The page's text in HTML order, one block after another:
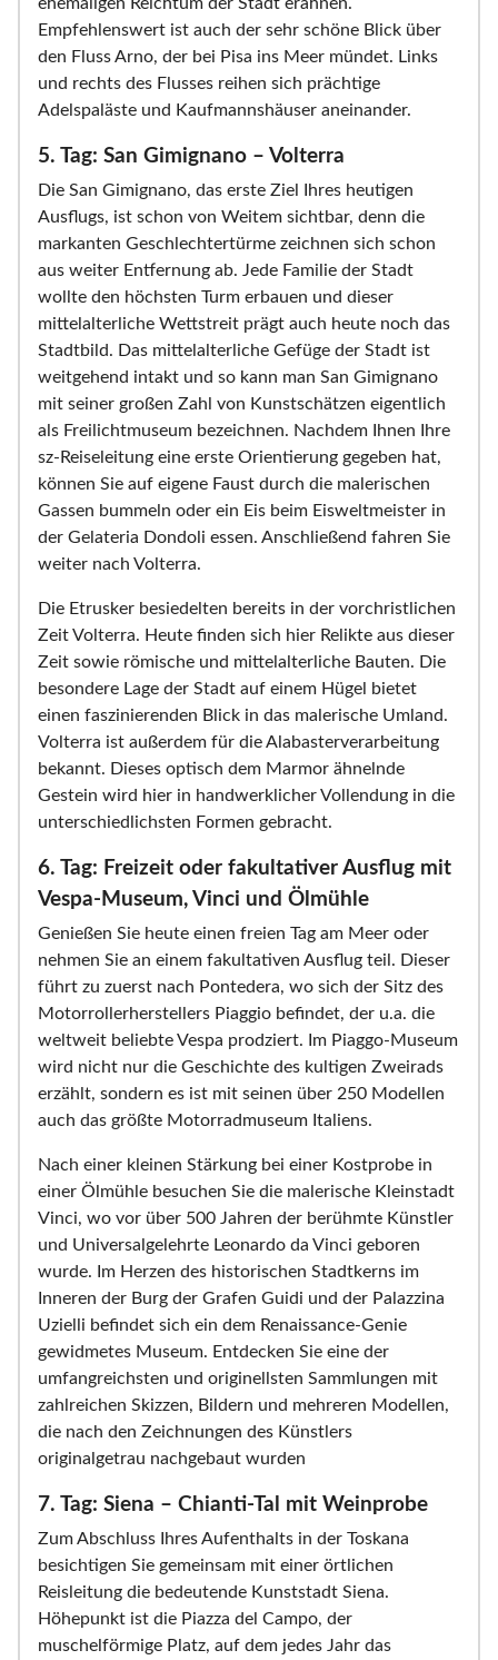
ehemaligen Reichtum der Stadt erahnen.
Empfehlenswert ist auch der sehr schöne Blick über
den Fluss Arno, der bei Pisa ins Meer mündet. Links
und rechts des Flusses reihen sich prächtige
Adelspaläste und Kaufmannshäuser aneinander.
5. Tag: San Gimignano – Volterra
Die San Gimignano, das erste Ziel Ihres heutigen
Ausflugs, ist schon von Weitem sichtbar, denn die
markanten Geschlechtertürme zeichnen sich schon
aus weiter Entfernung ab. Jede Familie der Stadt
wollte den höchsten Turm erbauen und dieser
mittelalterliche Wettstreit prägt auch heute noch das
Stadtbild. Das mittelalterliche Gefüge der Stadt ist
weitgehend intakt und so kann man San Gimignano
mit seiner großen Zahl von Kunstschätzen eigentlich
als Freilichtmuseum bezeichnen. Nachdem Ihnen Ihre
sz-Reiseleitung eine erste Orientierung gegeben hat,
können Sie auf eigene Faust durch die malerischen
Gassen bummeln oder ein Eis beim Eisweltmeister in
der Gelateria Dondoli essen. Anschließend fahren Sie
weiter nach Volterra.
Die Etrusker besiedelten bereits in der vorchristlichen
Zeit Volterra. Heute finden sich hier Relikte aus dieser
Zeit sowie römische und mittelalterliche Bauten. Die
besondere Lage der Stadt auf einem Hügel bietet
einen faszinierenden Blick in das malerische Umland.
Volterra ist außerdem für die Alabasterverarbeitung
bekannt. Dieses optisch dem Marmor ähnelnde
Gestein wird hier in handwerklicher Vollendung in die
unterschiedlichsten Formen gebracht.
6. Tag: Freizeit oder fakultativer Ausflug mit
Vespa-Museum, Vinci und Ölmühle
Genießen Sie heute einen freien Tag am Meer oder
nehmen Sie an einem fakultativen Ausflug teil. Dieser
führt zu zuerst nach Pontedera, wo sich der Sitz des
Motorrollerherstellers Piaggio befindet, der u.a. die
weltweit beliebte Vespa prodziert. Im Piaggo-Museum
wird nicht nur die Geschichte des kultigen Zweirads
erzählt, sondern es ist mit seinen über 250 Modellen
auch das größte Motorradmuseum Italiens.
Nach einer kleinen Stärkung bei einer Kostprobe in
einer Ölmühle besuchen Sie die malerische Kleinstadt
Vinci, wo vor über 500 Jahren der berühmte Künstler
und Universalgelehrte Leonardo da Vinci geboren
wurde. Im Herzen des historischen Stadtkerns im
Inneren der Burg der Grafen Guidi und der Palazzina
Uzielli befindet sich ein dem Renaissance-Genie
gewidmetes Museum. Entdecken Sie eine der
umfangreichsten und originellsten Sammlungen mit
zahlreichen Skizzen, Bildern und mehreren Modellen,
die nach den Zeichnungen des Künstlers
originalgetrau nachgebaut wurden
7. Tag: Siena – Chianti-Tal mit Weinprobe
Zum Abschluss Ihres Aufenthalts in der Toskana
besichtigen Sie gemeinsam mit einer örtlichen
Reisleitung die bedeutende Kunststadt Siena.
Höhepunkt ist die Piazza del Campo, der
muschelförmige Platz, auf dem jedes Jahr das